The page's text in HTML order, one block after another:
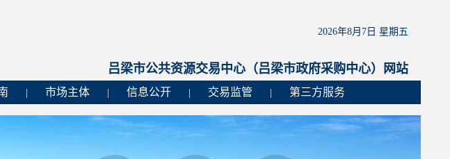
2026年8月7日 星期五
吕梁市公共资源交易中心（吕梁市政府采购中心）网站
市场主体 信息公开 交易监管 第三方服务